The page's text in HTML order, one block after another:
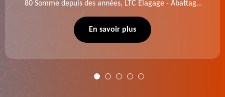
80 Somme depuis des années, LTC Elagage - Abattage
de dessouchage et autre. Devis offert.
En savoir plus